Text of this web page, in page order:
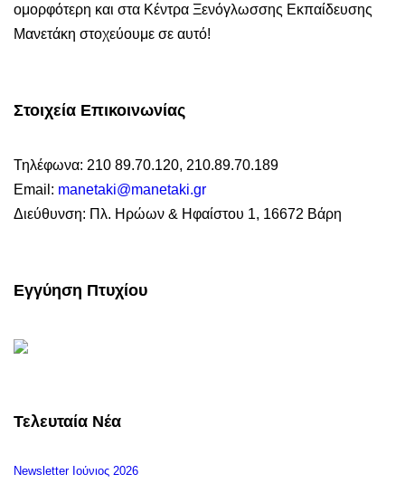
ομορφότερη και στα Κέντρα Ξενόγλωσσης Εκπαίδευσης
Μανετάκη στοχεύουμε σε αυτό!
Στοιχεία Επικοινωνίας
Τηλέφωνα: 210 89.70.120, 210.89.70.189
Email: manetaki@manetaki.gr
Διεύθυνση: Πλ. Ηρώων & Ηφαίστου 1, 16672 Βάρη
Εγγύηση Πτυχίου
Τελευταία Νέα
Newsletter Ιούνιος 2026